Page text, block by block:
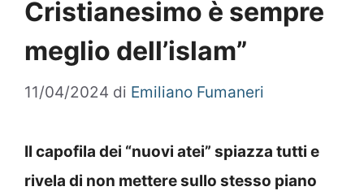
Cristianesimo è sempre
meglio dell’islam”
11/04/2024 di Emiliano Fumaneri
Il capofila dei “nuovi atei” spiazza tutti e
rivela di non mettere sullo stesso piano